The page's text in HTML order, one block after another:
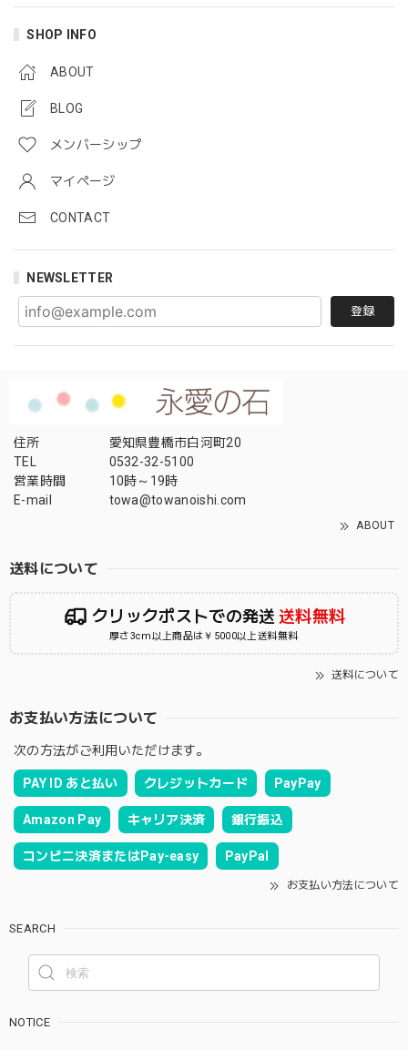
SHOP INFO
ABOUT
BLOG
メンバーシップ
マイページ
CONTACT
NEWSLETTER
登録
住所
愛知県豊橋市白河町20
TEL
0532-32-5100
営業時間
10時～19時
E-mail
towa@towanoishi.com
ABOUT
送料について
クリックポストでの発送 送料無料
厚さ3cm以上商品は￥5000以上送料無料
送料について
お支払い方法について
次の方法がご利用いただけます。
PAY ID あと払い クレジットカード PayPay
Amazon Pay キャリア決済 銀行振込
コンビニ決済またはPay-easy PayPal
お支払い方法について
SEARCH
NOTICE